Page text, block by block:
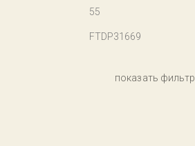
55
FTDP31669
показать фильтр